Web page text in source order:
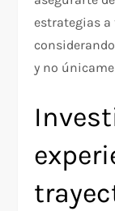
estrategias
y no